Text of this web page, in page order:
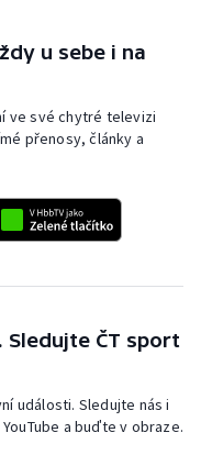
u sebe i na
ve své chytré televizi
přenosy, články a
Sledujte ČT sport
události. Sledujte nás i
a buďte v obraze.